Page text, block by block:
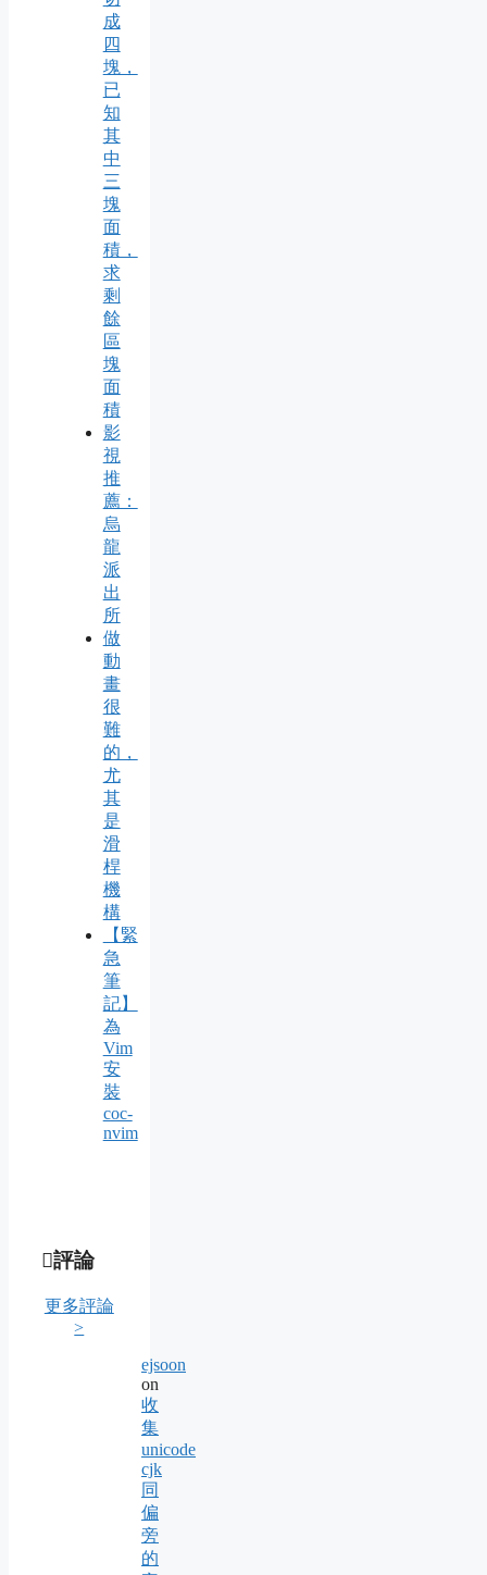
成
四
塊，
已
知
其
中
三
塊
面
積，
求
剩
餘
區
塊
面
積
影
視
推
薦：
烏
龍
派
出
所
做
動
畫
很
難
的，
尤
其
是
滑
桿
機
構
【緊
急
筆
記】
為
Vim
安
裝
coc-
nvim
評論
更多評論
>
ejsoon
on
收
集
unicode
cjk
同
偏
旁
的